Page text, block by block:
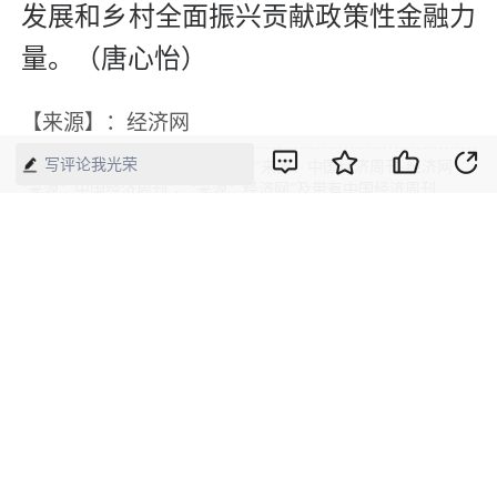
发展和乡村全面振兴贡献政策性金融力
量。（唐心怡）
【来源】：经济网
版权声明：本网所有内容，凡注明“来源：中国经济周刊-经济网”、
写评论我光荣